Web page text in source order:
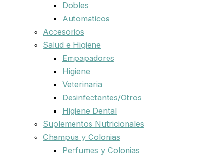
Dobles
Automaticos
Accesorios
Salud e Higiene
Empapadores
Higiene
Veterinaria
Desinfectantes/Otros
Higiene Dental
Suplementos Nutricionales
Champús y Colonias
Perfumes y Colonias